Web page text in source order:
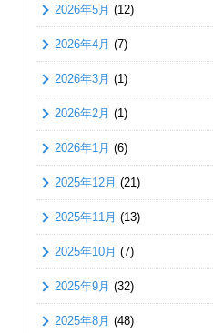
2026年5月 (12)
2026年4月 (7)
2026年3月 (1)
2026年2月 (1)
2026年1月 (6)
2025年12月 (21)
2025年11月 (13)
2025年10月 (7)
2025年9月 (32)
2025年8月 (48)